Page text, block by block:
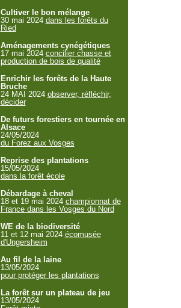
Cultiver le bon mélange
30 mai 2024 dans les forêts du
Ried
Aménagements cynégétiques
17 mai 2024 concilier chasse et
production de bois de qualité
Enrichir les forêts de la Haute
Bruche
24 MAI 2024 observer, réfléchir,
décider
De futurs forestiers en tournée en
Alsace
24/05/2024
du Forez aux Vosges
Reprise des plantations
15/05/2024
dans la forêt école
Débardage à cheval
18 et 19 mai 2024 championnat de
France dans les Vosges du Nord
WE de la biodiversité
11 et 12 mai 2024 écomusée
d'Ungersheim
Au fil de la laine
13/05/2024
pour protéger les plantations
La forêt sur un plateau de jeu
13/05/2024